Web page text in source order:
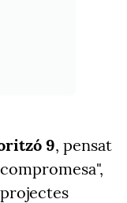
9, pensat